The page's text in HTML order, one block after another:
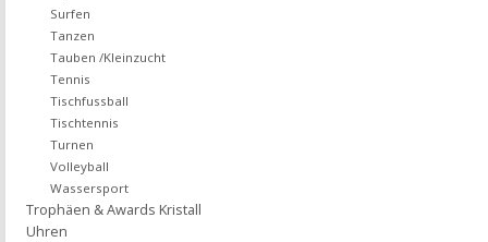
Surfen
Tanzen
Tauben /Kleinzucht
Tennis
Tischfussball
Tischtennis
Turnen
Volleyball
Wassersport
Trophäen & Awards Kristall
Uhren